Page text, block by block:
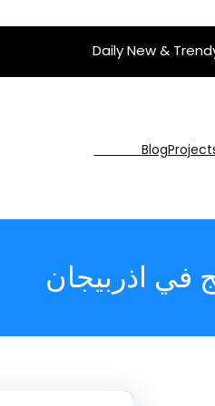
Daily New &
Blog
في اذربيجان